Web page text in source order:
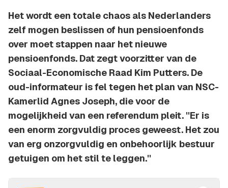
Het wordt een totale chaos als Nederlanders
zelf mogen beslissen of hun pensioenfonds
over moet stappen naar het nieuwe
pensioenfonds. Dat zegt voorzitter van de
Sociaal-Economische Raad Kim Putters. De
oud-informateur is fel tegen het plan van NSC-
Kamerlid Agnes Joseph, die voor de
mogelijkheid van een referendum pleit. ''Er is
een enorm zorgvuldig proces geweest. Het zou
van erg onzorgvuldig en onbehoorlijk bestuur
getuigen om het stil te leggen.''